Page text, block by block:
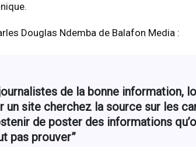
Douglas Ndemba de Balafon Media :
de la bonne information,
site cherchez la source sur les
de poster des informations
pas prouver”